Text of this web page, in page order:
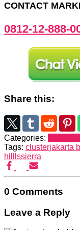
CONTACT
0812-12-888-
Share this:
Categories:
Tags: clusterjakarta
hilllssierra
0 Comments
Leave a Reply